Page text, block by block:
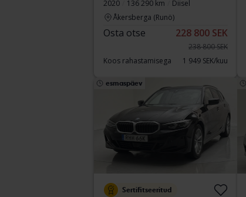
2020
136 290 km
Diisel
Åkersberga (Runö)
Osta otse 228 800 SEK
238 800 SEK
Koos rahastamisega
1 949 SEK/kuu
esmaspäev
Sertifitseeritud